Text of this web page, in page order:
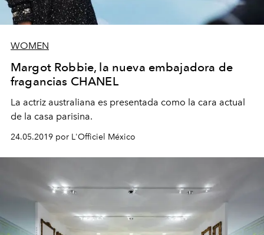
WOMEN
Margot Robbie, la nueva embajadora de
fragancias CHANEL
La actriz australiana es presentada como la cara actual
de la casa parisina.
24.05.2019 por L'Officiel México